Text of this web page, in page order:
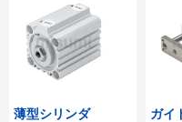
薄型シリンダ ガイ